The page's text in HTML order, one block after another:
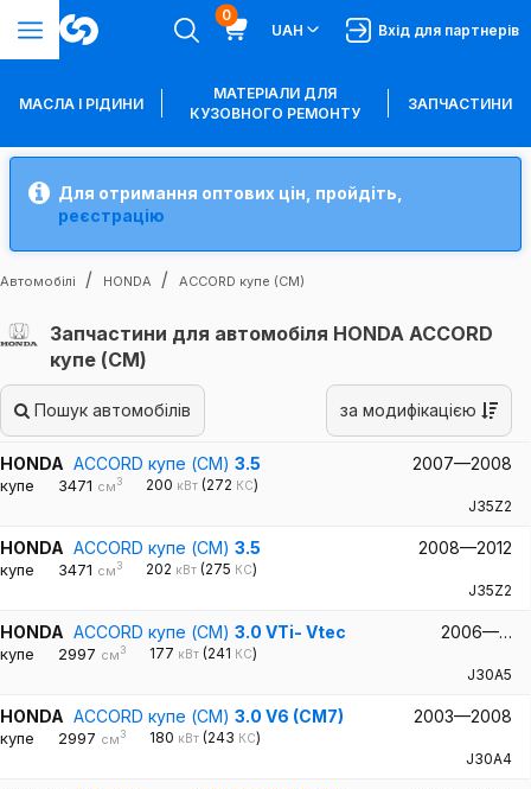
0
UAH
Вхід для партнерів
МАСЛА І РІДИНИ
МАТЕРІАЛИ ДЛЯ
КУЗОВНОГО РЕМОНТУ
ЗАПЧАСТИНИ
Для отримання оптових цін, пройдіть,
реєстрацію
Автомобілі HONDA ACCORD купе (CM)
Запчастини для автомобіля HONDA ACCORD
купе (CM)
Пошук автомобілів за модифікацією
HONDA ACCORD купе (CM) 3.5 2007—2008
купе 3471 см3 200 кВт (272 КС)
J35Z2
HONDA ACCORD купе (CM) 3.5 2008—2012
купе 3471 см3 202 кВт (275 КС)
J35Z2
HONDA ACCORD купе (CM) 3.0 VTi- Vtec 2006—…
купе 2997 см3 177 кВт (241 КС)
J30A5
HONDA ACCORD купе (CM) 3.0 V6 (CM7) 2003—2008
купе 2997 см3 180 кВт (243 КС)
J30A4